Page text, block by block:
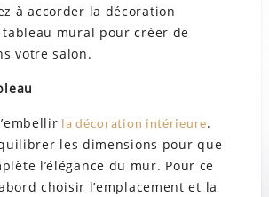
à accorder la décoration
mural pour créer de
votre salon.
la décoration intérieure.
les dimensions pour que
l’élégance du mur. Pour ce
choisir l’emplacement et la